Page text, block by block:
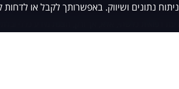
רפואית כלשהי, אלא, אך ורק, הצגת מידע כללי
התייעצות עם גורם מקצועי ו/או רופא מומחה